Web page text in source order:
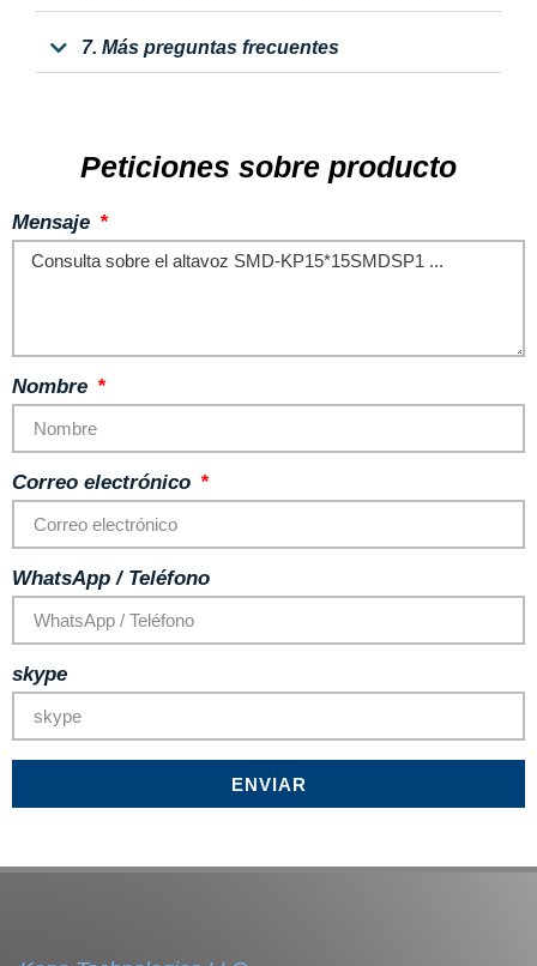
7. Más preguntas frecuentes
Peticiones sobre producto
Mensaje
Nombre
Correo electrónico
WhatsApp / Teléfono
skype
ENVIAR